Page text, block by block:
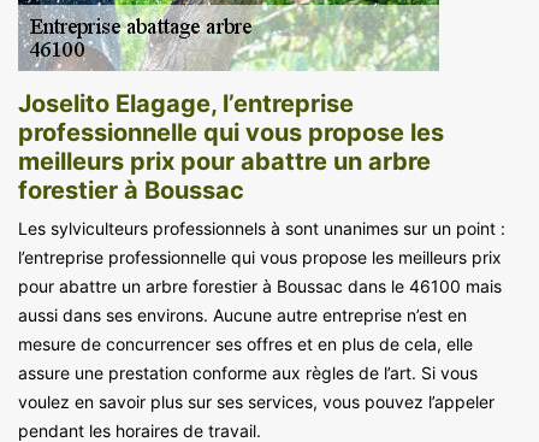
Joselito Elagage, l’entreprise
professionnelle qui vous propose les
meilleurs prix pour abattre un arbre
forestier à Boussac
Les sylviculteurs professionnels à sont unanimes sur un point :
l’entreprise professionnelle qui vous propose les meilleurs prix
pour abattre un arbre forestier à Boussac dans le 46100 mais
aussi dans ses environs. Aucune autre entreprise n’est en
mesure de concurrencer ses offres et en plus de cela, elle
assure une prestation conforme aux règles de l’art. Si vous
voulez en savoir plus sur ses services, vous pouvez l’appeler
pendant les horaires de travail.